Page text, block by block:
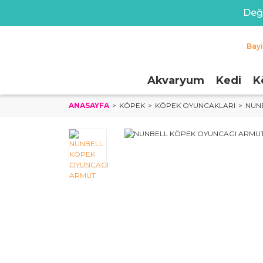
Akvaryum Kedi
ANASAYFA KÖPEK KÖPEK OYUNCAKLARI